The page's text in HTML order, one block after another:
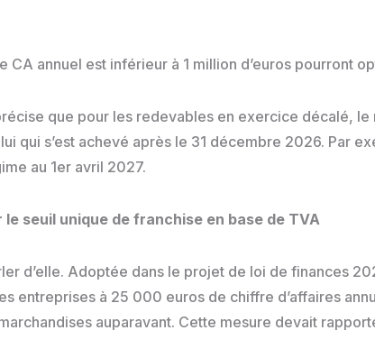
CA annuel est inférieur à 1 million d’euros pourront
que pour les redevables en exercice décalé,
qui s’est achevé après le 31 décembre 2026. Par
au 1er avril 2027.
seuil unique de franchise en base de TVA
d’elle. Adoptée dans le projet de loi de finances
entreprises à 25 000 euros de chiffre d’affaires
auparavant. Cette mesure devait